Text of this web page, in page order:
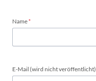
Pflichtfeld
Name*
Pflichtfeld
E-Mail (wird nicht veröffentlicht)